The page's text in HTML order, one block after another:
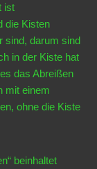
ist
die Kisten
sind, darum sind
in der Kiste hat
das Abreißen
mit einem
ohne die Kiste
beinhaltet